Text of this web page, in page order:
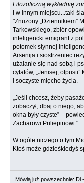
Filozoficzną wykładnię
I w innym miejscu...taki
"Znużony „Dziennikiem”
Tarkowskiego, zbiór
inteligencki emigrant z
potomek słynnej
Arsenija i siostrzeniec
użalanie się nad sobą i
cytatów, „Jenisej,
i soczyste mięcho życia.
„Jeśli chcesz, żeby
zobaczył, dbaj o niego,
okna były czyste” –
Zacharowi Priliepinowi."
W ogóle niczego o tym
Ktoś może gdzieśkiedyś
Mówią już powszechnie: Di -